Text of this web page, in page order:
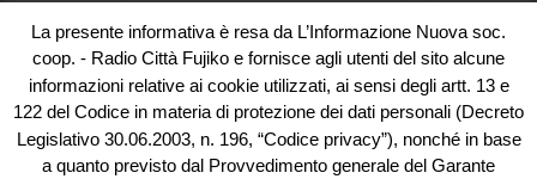
Belvedere Marittimo e il report ARPACAL 2026 sulla qualità del mare
Come organizzare e allestire una camera ardente per l’ultimo saluto
Umidità di risalita in casa, come riconoscere i segnali veri
La presente informativa è resa da L’Informazione Nuova soc.
coop. - Radio Città Fujiko e fornisce agli utenti del sito alcune
informazioni relative ai cookie utilizzati, ai sensi degli artt. 13 e
122 del Codice in materia di protezione dei dati personali (Decreto
Legislativo 30.06.2003, n. 196, “Codice privacy”), nonché in base
a quanto previsto dal Provvedimento generale del Garante